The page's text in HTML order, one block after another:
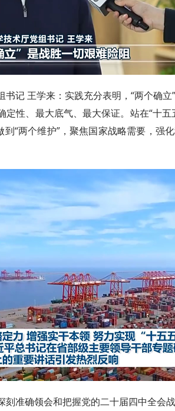
记 王学来：实践充分表明，“两个确立
定性、最大底气、最大保证。站在“十五
到“两个维护”，聚焦国家战略需要，强
刻准确领会和把握党的二十届四中全会